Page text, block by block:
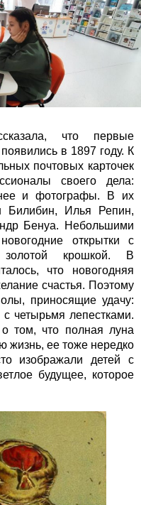
что первые
в 1897 году. К
почтовых карточек
своего дела:
и фотографы. В их
Билибин, Илья Репин,
Бенуа. Небольшими
открытки с
крошкой. В
что новогодняя
счастья. Поэтому
приносящие удачу:
четырьмя лепестками.
том, что полная луна
жизнь, ее тоже нередко
изображали детей с
будущее, которое